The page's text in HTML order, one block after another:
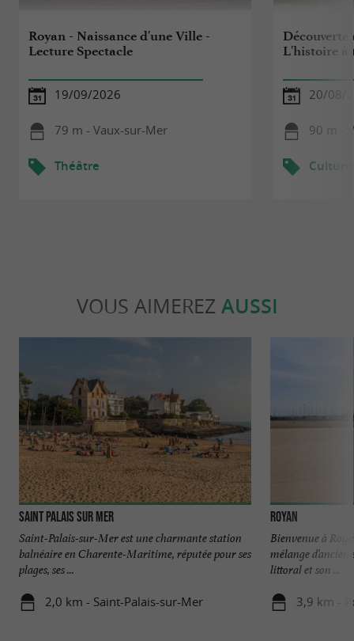
Royan - Naissance d'une Ville -
Lecture Spectacle
19/09/2026
79 m - Vaux-sur-Mer
Théâtre
Découverte
L'histoire à
20/08/
90 m -
Culture
VOUS AIMEREZ AUSSI
Saint Palais sur Mer
Saint-Palais-sur-Mer est une charmante station
balnéaire en Charente-Maritime, réputée pour ses
plages, ses ...
2,0 km - Saint-Palais-sur-Mer
Royan
Bienvenue à
mélange
littoral et son ...
3,9 km -